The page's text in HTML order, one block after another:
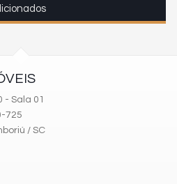
- Sala 01
725
/ SC